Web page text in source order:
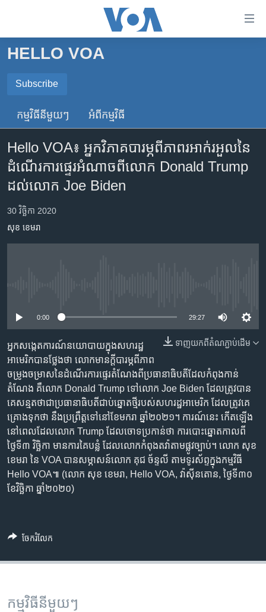
គេហទំព័រ​
រំលង​
ព័ត៌មាន​​
ម្តង
និង​
ចូល​
កាន់​
ស្វែង​
កម្ពុជា
អន្តរជាតិ
ចិន
ហេឡូវីអូអេ
កម្ពុជាច្នៃប្រតិដ្ឋ
ព្រឹត្តិការណ៍ព័ត៌មាន
ទូរទស្សន៍ / វីដេអូ​
វិទ្យុ / ផតខាសថ៍
បណ្តាញ​សង្គម
ភាសា
HELLO VOA
Subscribe
SUBSCRIBE
ទទួល​​​សេវា​​​ Podcast
កម្មវិធី​នីមួយៗ អំពី​កម្មវិធី​
Hello VOA៖ អ្នកវិភាគ​បារម្ភ​ពី​ភាពរអាក់រអួល​នៃ​
ដំណើរការ​ផ្ទេរ​អំណាច​ពី​លោក Donald Trump
ដល់​លោក Joe Biden
30 វិច្ឆិកា 2020
សុខ ខេមរា
0:00 29:27
ទាញ​យក​ពី​តំណភ្ជាប់​ដើម
អ្នក​សង្កេតការណ៍​នយោបាយ​ក្នុង​សហរដ្ឋ​
អាមេរិក​បាន​ថ្លែងថា លោក​មាន​ក្តី​បារម្ភ​ពី​ភាព​
ចម្រូង​ចម្រាស​នៃ​ដំណើរការផ្ទេរ​តំណែង​ពី​ប្រធានាធិបតី​ដែល​កំពុង​កាន់​
តំណែង គឺ​លោក Donald Trump ទៅ​លោក Joe Biden ដែល​ត្រូវ​បាន​
គេ​សន្មត​ថា​ជា​ប្រធានាធិបតី​ជាប់​ឆ្នោត​ថ្មី​របស់​សហរដ្ឋអាមេរិក ដែល​ត្រូវគេ​
គ្រោង​ទុកថា នឹង​ប្រព្រឹត្ត​ទៅ​នៅខែ​មករា ឆ្នាំ​២០២១។ ការណ៍​នេះ កើតឡើង​
នៅពេល​ដែល​លោក Trump ដែល​ចោទ​ប្រកាន់​ថា ការ​បោះឆ្នោត​កាលពី​
ថ្ងៃទី៣​ វិច្ឆិកា មានការ​គៃបន្លំ ​ដែល​លោក​កំពុង​តវ៉ា​តាម​ផ្លូវច្បាប់។ លោក សុខ
ខេមរា​ នៃ ​VOA បាន​សម្ភាសន៍​លោក គុជ ច័ន្ទលី ​តាមទូរស័ព្ទ​ក្នុង​កម្មវិធី
Hello VOA៕ (លោក សុខ ខេមរា, Hello VOA, វ៉ាស៊ីនតោន, ថ្ងៃទី៣០
ខែវិច្ឆិកា ឆ្នាំ២០២០)
ចែករំលែក
កម្មវិធី​នីមួយៗ